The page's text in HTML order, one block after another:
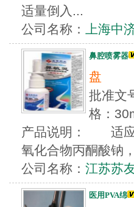
适量倒入...
公司名称：
上海中
鼻腔喷雾器
盘
批准文
格：
产品说明： 适应
氧化合物丙酮酸钠
公司名称： 江苏苏
医用PVA绵